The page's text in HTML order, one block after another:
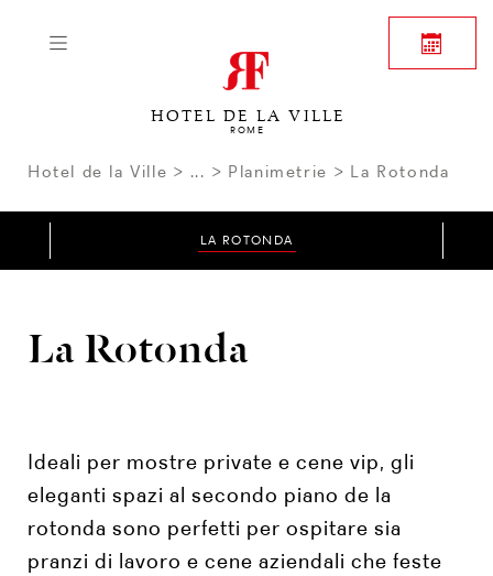
HOTEL DE LA VILLE
ROME
Hotel de la Ville ... Planimetrie La Rotonda
LA ROTONDA
La Rotonda
Ideali per mostre private e cene vip, gli
eleganti spazi al secondo piano de la
rotonda sono perfetti per ospitare sia
pranzi di lavoro e cene aziendali che feste